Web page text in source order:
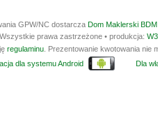
GPW/NC dostarcza Dom Maklerski
prawa zastrzeżone • produkcja:
regulaminu . Prezentowanie kwotowania
dla systemu Android Dla